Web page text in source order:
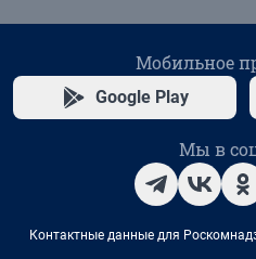
Мобильное
Google Play
Мы в
Контактные данные для